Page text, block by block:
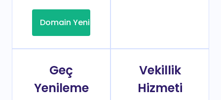
Domain Yenileme
Geç
Yenileme
Vekillik
Hizmeti